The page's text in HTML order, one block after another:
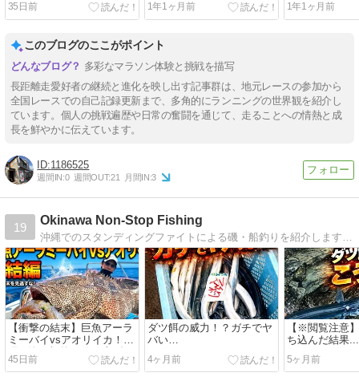
35日前
1年1ヶ月前
1年1ヶ月前
このブログのここがポイント
多彩なマラソン体験と挑戦を描写
長距離走愛好者の継続と進化を映し出す記事群は、地元レースの参加から
全国レースでの自己記録更新まで、多角的にランニングの世界観を紹介し
ています。個人の挑戦遍歴や日常の奮闘を通じて、走ることへの情熱と成
長を鮮やかに伝えています。
1186525
週間IN:0 週間OUT:21 月間IN:3
19
Okinawa Non-Stop Fishing
【衝撃の結末】巨魚アーラ
ミーバイvsアオリイカ！沖
縄の海の怪物を釣り上げた
結果…【完結編】
45日前
ダツ餌の威力！？ガチでヤ
バい…
4ヶ月前
【※閲覧注意
ち込んだ結果
5ヶ月前